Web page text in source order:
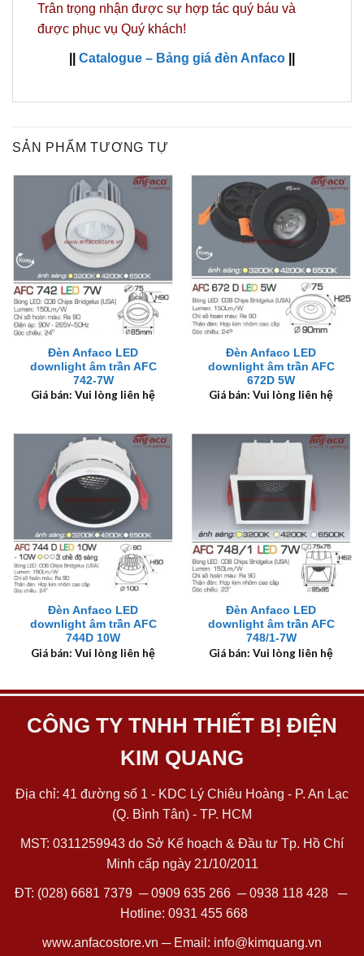
Trân trọng nhận được sự hợp tác quý báu và
được phục vụ Quý khách!
Catalogue – Bảng giá đèn Anfaco
SẢN PHẨM TƯƠNG TỰ
Đèn Anfaco LED
downlight âm trần AFC
742-7W
Giá bán: Vui lòng liên hệ
Đèn Anfaco LED
downlight âm trần AFC
672D 5W
Giá bán: Vui lòng liên hệ
Đèn Anfaco LED
downlight âm trần AFC
744D 10W
Giá bán: Vui lòng liên hệ
Đèn Anfaco LED
downlight âm trần AFC
748/1-7W
Giá bán: Vui lòng liên hệ
CÔNG TY TNHH THIẾT BỊ ĐIỆN
KIM QUANG
Địa chỉ: 41 đường số 1 - KDC Lý Chiêu Hoàng - P. An Lạc
(Q. Bình Tân) - TP. HCM
MST: 0311259943 do Sở Kế hoạch & Đầu tư Tp. Hồ Chí
Minh cấp ngày 21/10/2011
ĐT: (028) 6681 7379 ─0909 635 266─0938 118 428─
Hotline: 0931 455 668
www.anfacostore.vn ─ Email: info@kimquang.vn